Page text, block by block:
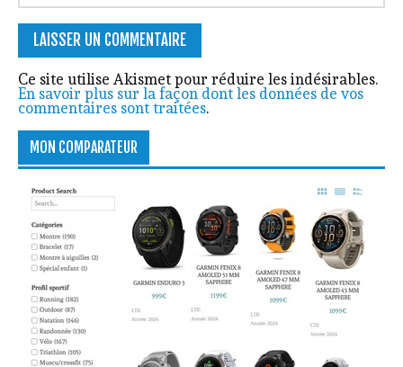
Ce site utilise Akismet pour réduire les indésirables.
En savoir plus sur la façon dont les données de vos
commentaires sont traitées.
MON COMPARATEUR